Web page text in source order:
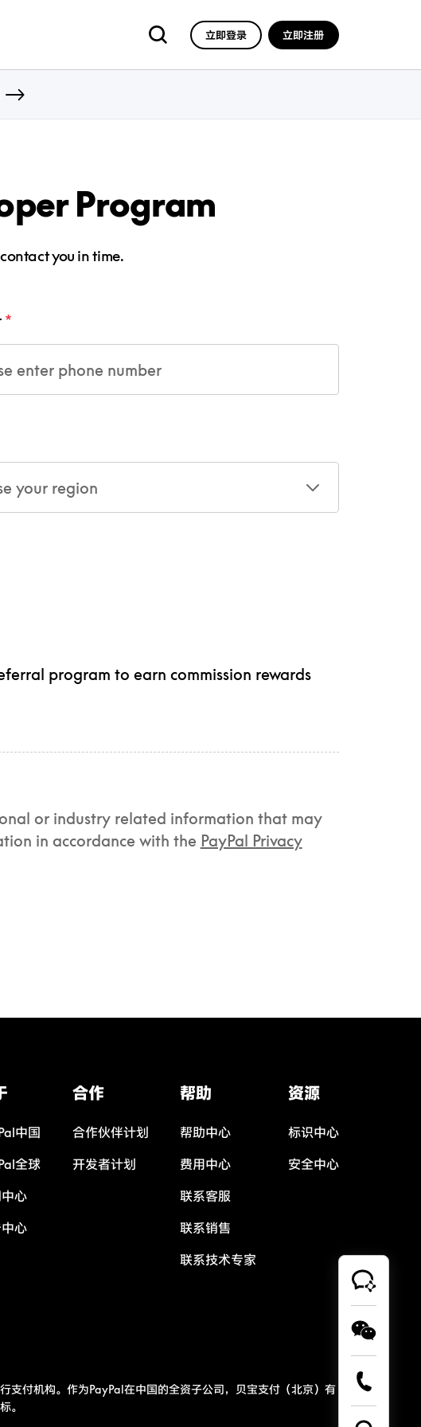
立即登录 立即注册
Program
you in time.
your region
program to earn commission rewards
or industry related information that may
in accordance with the PayPal Privacy
中国
全球
心
心
合作
合作伙伴计划
开发者计划
帮助
帮助中心
费用中心
联系客服
联系销售
联系技术专家
资源
标识中心
安全中心
支付机构。作为PayPal在中国的全资子公司，贝宝支付（北京）有
。